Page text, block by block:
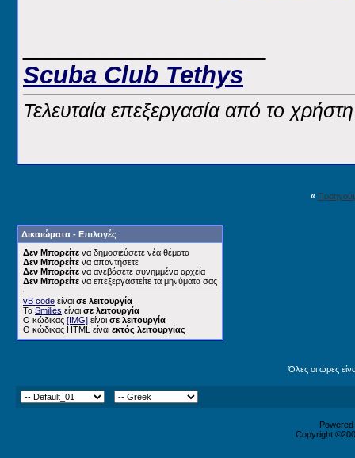
Scuba Club Tethys
Τελευταία επεξεργασία από το
«
Δικαιώματα - Επιλογές
Δεν Μπορείτε να δημοσιεύσετε νέα θέματα
Δεν Μπορείτε να απαντήσετε
Δεν Μπορείτε να ανεβάσετε συνημμένα αρχεία
Δεν Μπορείτε να επεξεργαστείτε τα μηνύματα σας
vB code είναι σε λειτουργία
Τα Smilies είναι σε λειτουργία
Ο κώδικας [IMG] είναι σε λειτουργία
Ο κώδικας HTML είναι εκτός λειτουργίας
Όλες οι ώρες
Copyright